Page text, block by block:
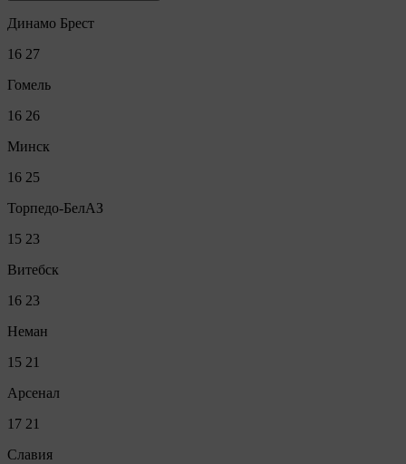
Динамо Брест
16 27
Гомель
16 26
Минск
16 25
Торпедо-БелАЗ
15 23
Витебск
16 23
Неман
15 21
Арсенал
17 21
Славия